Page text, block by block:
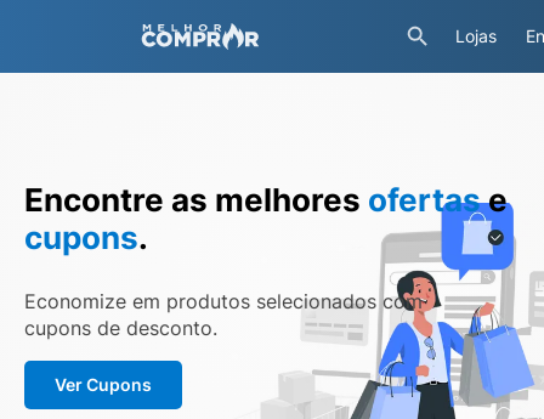
Lojas
Encontre as melhores ofertase
cupons.
Economize em produtos selecionados com
cupons de desconto.
Ver Cupons